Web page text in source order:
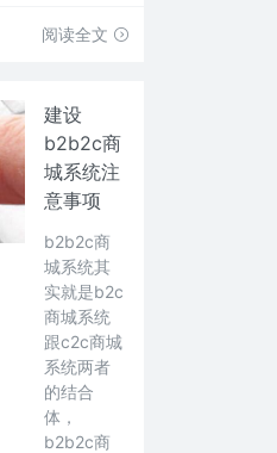
阅读全文
建设
b2b2c商
城系统注
意事项
b2b2c商
城系统其
实就是b2c
商城系统
跟c2c商城
系统两者
的结合
体，
b2b2c商